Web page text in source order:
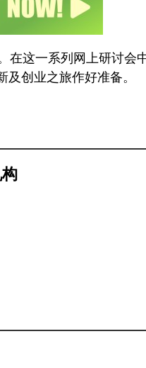
这一系列网上研讨会
创业之旅作好准备。